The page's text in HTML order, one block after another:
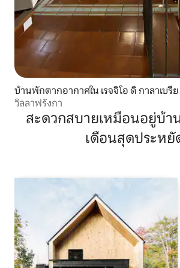
บ้านพักตากอากาศใน เรจจิโอ ดิ กาลาเบรีย
วิลลาฟรังกา
สะดวกสบายเหมือนอยู่บ้า
เดือนสุดประหยั